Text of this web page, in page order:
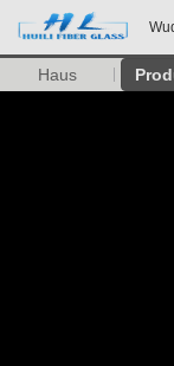
Haus